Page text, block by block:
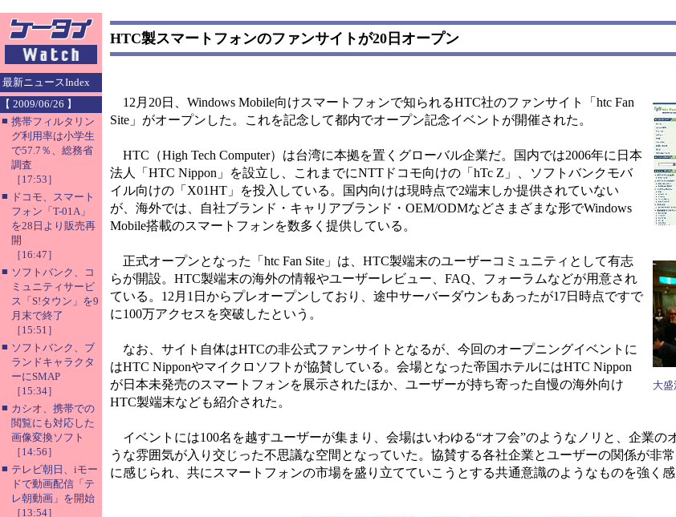
最新ニュースIndex
【 2009/06/26 】
■ 携帯フィルタリン
グ利用率は小学生
で57.7％、総務省
調査
［17:53］
■ ドコモ、スマート
フォン「T-01A」
を28日より販売再
開
［16:47］
■ ソフトバンク、コ
ミュニティサービ
ス「S!タウン」を9
月末で終了
［15:51］
■ ソフトバンク、ブ
ランドキャラクタ
ーにSMAP
［15:34］
■ カシオ、携帯での
閲覧にも対応した
画像変換ソフト
［14:56］
■ テレビ朝日、iモー
ドで動画配信「テ
レ朝動画」を開始
［13:54］
HTC製スマートフォンのファンサイトが20日オープン
大
12月20日、Windows Mobile向けスマートフォンで知られるHTC社のファンサイト「htc Fan
Site」がオープンした。これを記念して都内でオープン記念イベントが開催された。
HTC（High Tech Computer）は台湾に本拠を置くグローバル企業だ。国内では2006年に日本
法人「HTC Nippon」を設立し、これまでにNTTドコモ向けの「hTc Z」、ソフトバンクモバ
イル向けの「X01HT」を投入している。国内向けは現時点で2端末しか提供されていない
が、海外では、自社ブランド・キャリアブランド・OEM/ODMなどさまざまな形でWindows
Mobile搭載のスマートフォンを数多く提供している。
正式オープンとなった「htc Fan Site」は、HTC製端末のユーザーコミュニティとして有志
らが開設。HTC製端末の海外の情報やユーザーレビュー、FAQ、フォーラムなどが用意され
ている。12月1日からプレオープンしており、途中サーバーダウンもあったが17日時点ですで
に100万アクセスを突破したという。
なお、サイト自体はHTCの非公式ファンサイトとなるが、今回のオープニングイベントに
はHTC Nipponやマイクロソフトが協賛している。会場となった帝国ホテルにはHTC Nippon
が日本未発売のスマートフォンを展示されたほか、ユーザーが持ち寄った自慢の海外向け
HTC製端末なども紹介された。
イベントには100名を越すユーザーが集まり、会場はいわゆる“オフ会”のようなノリと、企業の
うな雰囲気が入り交じった不思議な空間となっていた。協賛する各社企業とユーザーの関係が非
に感じられ、共にスマートフォンの市場を盛り立てていこうとする共通意識のようなものを強く感